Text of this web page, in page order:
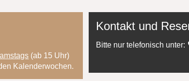
(ab 15 Uhr)
Kalenderwochen.
Kontakt und
Bitte nur telefonisch unter: